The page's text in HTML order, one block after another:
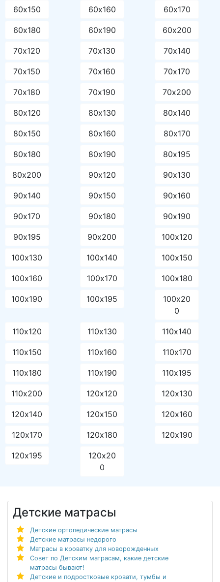
60х150 60х160 60х170
60х180 60х190 60х200
70х120 70х130 70х140
70х150 70х160 70х170
70х180 70х190 70х200
80х120 80х130 80х140
80х150 80х160 80х170
80х180 80х190 80х195
80х200 90х120 90х130
90х140 90х150 90х160
90х170 90х180 90х190
90х195 90х200 100х120
100х130 100х140 100х150
100х160 100х170 100х180
100х190 100х195
100х20
0
110х120 110х130 110х140
110х150 110х160 110х170
110х180 110х190 110х195
110х200 120х120 120х130
120х140 120х150 120х160
120х170 120х180 120х190
120х195
120х20
0
Детские матрасы
Детские ортопедические матрасы
Детские матрасы недорого
Матрасы в кроватку для новорожденных
Совет по Детским матрасам, какие детские
матрасы бывают!
Детские и подростковые кровати, тумбы и